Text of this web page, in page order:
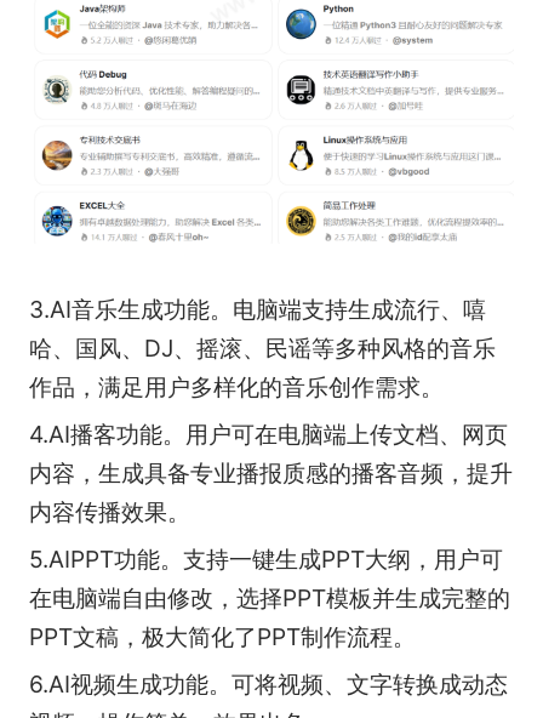
3.AI音乐生成功能。电脑端支持生成流行、嘻
哈、国风、DJ、摇滚、民谣等多种风格的音乐
作品，满足用户多样化的音乐创作需求。
4.AI播客功能。用户可在电脑端上传文档、网页
内容，生成具备专业播报质感的播客音频，提升
内容传播效果。
5.AIPPT功能。支持一键生成PPT大纲，用户可
在电脑端自由修改，选择PPT模板并生成完整的
PPT文稿，极大简化了PPT制作流程。
6.AI视频生成功能。可将视频、文字转换成动态